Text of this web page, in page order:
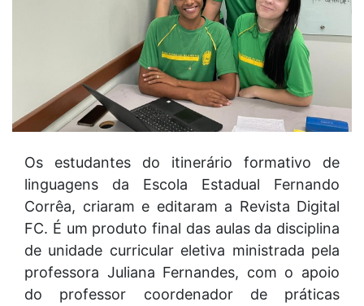
Os estudantes do itinerário formativo de
linguagens da Escola Estadual Fernando
Corrêa, criaram e editaram a Revista Digital
FC. É um produto final das aulas da disciplina
de unidade curricular eletiva ministrada pela
professora Juliana Fernandes, com o apoio
do professor coordenador de práticas